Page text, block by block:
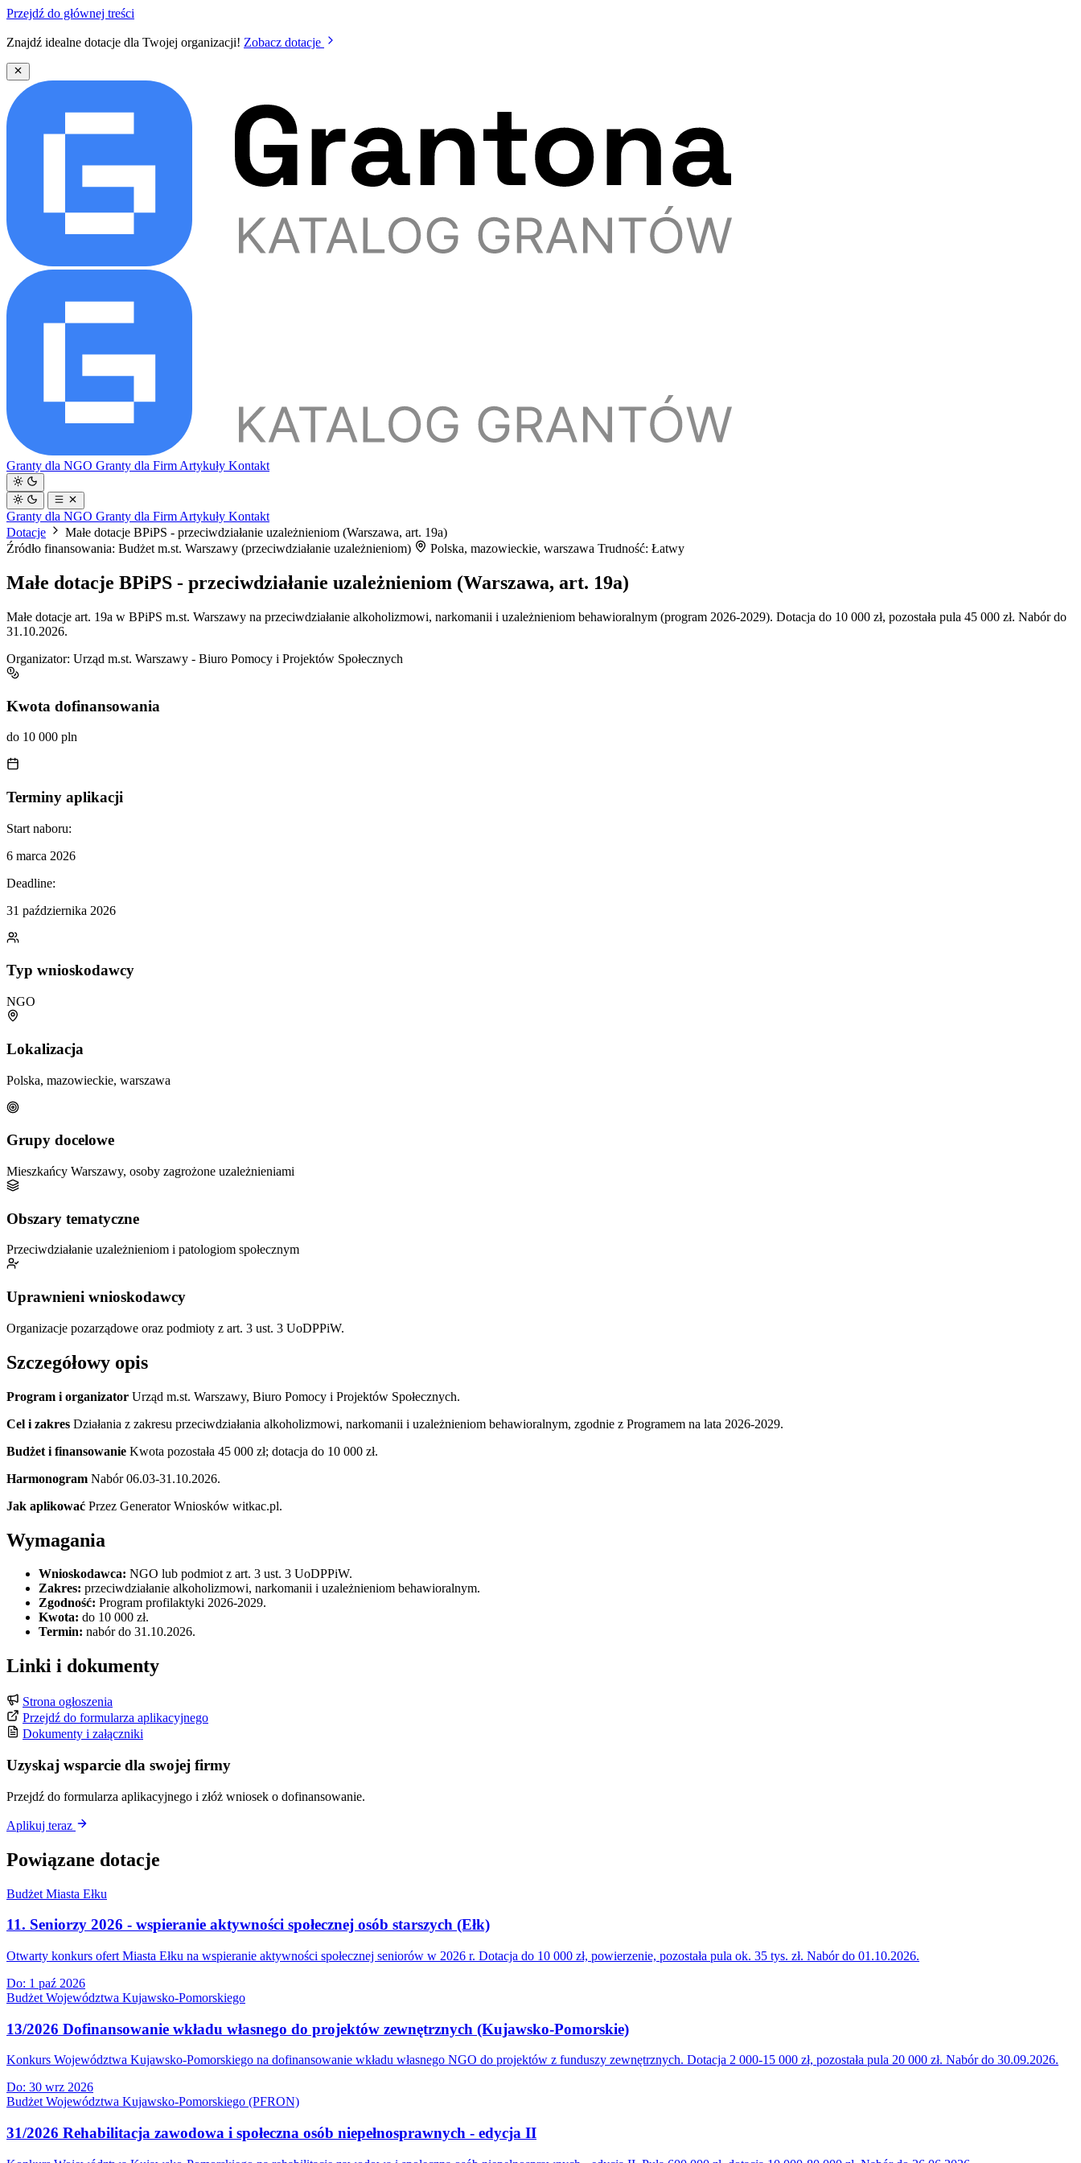
Przejdź do głównej treści
Znajdź idealne dotacje dla Twojej organizacji! Zobacz dotacje
Granty dla NGO Granty dla Firm Artykuły Kontakt
Granty dla NGO Granty dla Firm Artykuły Kontakt
Dotacje
Małe dotacje BPiPS - przeciwdziałanie uzależnieniom (Warszawa, art. 19a)
Źródło finansowania: Budżet m.st. Warszawy (przeciwdziałanie uzależnieniom)
Polska, mazowieckie, warszawa Trudność: Łatwy
Małe dotacje BPiPS - przeciwdziałanie uzależnieniom (Warszawa, art. 19a)
Małe dotacje art. 19a w BPiPS m.st. Warszawy na przeciwdziałanie alkoholizmowi, narkomanii i uzależnieniom behawioralnym (program 2026-2029). Dotacja do 10 000 zł, pozostała pula 45 000 zł. Nabór do
31.10.2026.
Organizator: Urząd m.st. Warszawy - Biuro Pomocy i Projektów Społecznych
Kwota dofinansowania
do 10 000 pln
Terminy aplikacji
Start naboru:
6 marca 2026
Deadline:
31 października 2026
Typ wnioskodawcy
NGO
Lokalizacja
Polska, mazowieckie, warszawa
Grupy docelowe
Mieszkańcy Warszawy, osoby zagrożone uzależnieniami
Obszary tematyczne
Przeciwdziałanie uzależnieniom i patologiom społecznym
Uprawnieni wnioskodawcy
Organizacje pozarządowe oraz podmioty z art. 3 ust. 3 UoDPPiW.
Szczegółowy opis
Program i organizator Urząd m.st. Warszawy, Biuro Pomocy i Projektów Społecznych.
Cel i zakres Działania z zakresu przeciwdziałania alkoholizmowi, narkomanii i uzależnieniom behawioralnym, zgodnie z Programem na lata 2026-2029.
Budżet i finansowanie Kwota pozostała 45 000 zł; dotacja do 10 000 zł.
Harmonogram Nabór 06.03-31.10.2026.
Jak aplikować Przez Generator Wniosków witkac.pl.
Wymagania
Wnioskodawca: NGO lub podmiot z art. 3 ust. 3 UoDPPiW.
Zakres: przeciwdziałanie alkoholizmowi, narkomanii i uzależnieniom behawioralnym.
Zgodność: Program profilaktyki 2026-2029.
Kwota: do 10 000 zł.
Termin: nabór do 31.10.2026.
Linki i dokumenty
Strona ogłoszenia
Przejdź do formularza aplikacyjnego
Dokumenty i załączniki
Uzyskaj wsparcie dla swojej firmy
Przejdź do formularza aplikacyjnego i złóż wniosek o dofinansowanie.
Aplikuj teraz
Powiązane dotacje
Budżet Miasta Ełku
11. Seniorzy 2026 - wspieranie aktywności społecznej osób starszych (Ełk)
Otwarty konkurs ofert Miasta Ełku na wspieranie aktywności społecznej seniorów w 2026 r. Dotacja do 10 000 zł, powierzenie, pozostała pula ok. 35 tys. zł. Nabór do 01.10.2026.
Do: 1 paź 2026
Budżet Województwa Kujawsko-Pomorskiego
13/2026 Dofinansowanie wkładu własnego do projektów zewnętrznych (Kujawsko-Pomorskie)
Konkurs Województwa Kujawsko-Pomorskiego na dofinansowanie wkładu własnego NGO do projektów z funduszy zewnętrznych. Dotacja 2 000-15 000 zł, pozostała pula 20 000 zł. Nabór do 30.09.2026.
Do: 30 wrz 2026
Budżet Województwa Kujawsko-Pomorskiego (PFRON)
31/2026 Rehabilitacja zawodowa i społeczna osób niepełnosprawnych - edycja II